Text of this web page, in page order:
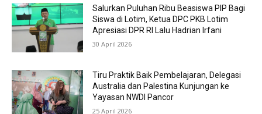
Salurkan Puluhan Ribu Beasiswa PIP Bagi
Siswa di Lotim, Ketua DPC PKB Lotim
Apresiasi DPR RI Lalu Hadrian Irfani
30 April 2026
Tiru Praktik Baik Pembelajaran, Delegasi
Australia dan Palestina Kunjungan ke
Yayasan NWDI Pancor
25 April 2026